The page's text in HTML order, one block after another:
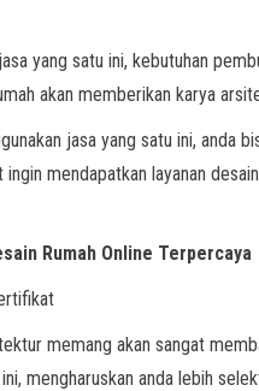
yang satu ini, kebutuhan
akan memberikan karya
jasa yang satu ini, anda
ingin mendapatkan layanan
Rumah Online Terpercaya
memang akan sangat
mengharuskan anda lebih